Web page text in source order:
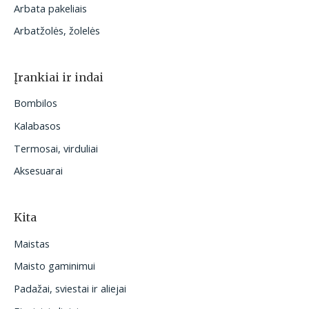
Arbata pakeliais
Arbatžolės, žolelės
Įrankiai ir indai
Bombilos
Kalabasos
Termosai, virduliai
Aksesuarai
Kita
Maistas
Maisto gaminimui
Padažai, sviestai ir aliejai